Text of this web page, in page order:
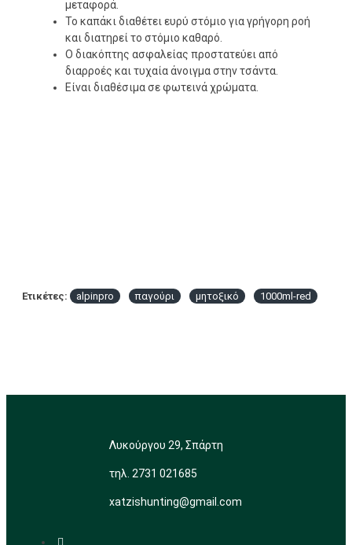
μεταφορά.
Το καπάκι διαθέτει ευρύ στόμιο για γρήγορη ροή
και διατηρεί το στόμιο καθαρό.
Ο διακόπτης ασφαλείας προστατεύει από
διαρροές και τυχαία άνοιγμα στην τσάντα.
Είναι διαθέσιμα σε φωτεινά χρώματα.
Ετικέτες: alpinpro παγούρι μητοξικό 1000ml-red
Λυκούργου 29, Σπάρτη
τηλ. 2731 021685
xatzishunting@gmail.com